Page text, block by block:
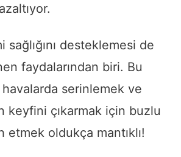
sağlığını desteklemesi de
faydalarından biri. Bu
serinlemek ve
keyfini çıkarmak için buzlu
etmek oldukça mantıklı!